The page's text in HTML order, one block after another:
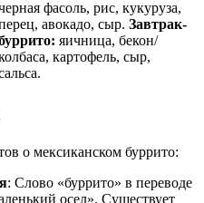
фасоль, рис, кукуруза,
авокадо, сыр. Завтрак-
яичница, бекон/
картофель, сыр,
о мексиканском буррито:
: Слово «буррито» в переводе
осел». Существует